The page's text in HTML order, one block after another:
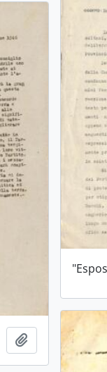
Ajouter au